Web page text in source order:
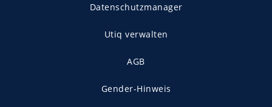
Datenschutzmanager
Utiq verwalten
AGB
Gender-Hinweis